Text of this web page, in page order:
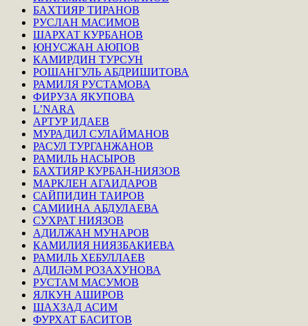
БАХТИЯР ТИРАНОВ
РУСЛАН МАСИМОВ
ШАРХАТ КУРБАНОВ
ЮНУСЖАН АЮПОВ
КАМИРДИН ТУРСУН
РОШАНГУЛЬ АБДРИШИТОВА
РАМИЛЯ РУСТАМОВА
ФИРУЗА ЯКУПОВА
L’NARA
АРТУР ИДАЕВ
МУРАДИЛ СУЛАЙМАНОВ
РАСУЛ ТУРГАНЖАНОВ
РАМИЛЬ НАСЫРОВ
БАХТИЯР КУРБАН-НИЯЗОВ
МАРКЛЕН АГАИДАРОВ
САЙПИДИН ТАИРОВ
САМИИНА АБДУЛАЕВА
СУХРАТ НИЯЗОВ
АДИЛЖАН МУНАРОВ
КАМИЛИЯ НИЯЗБАКИЕВА
РАМИЛЬ ХЕБУЛЛАЕВ
АДИЛӘМ РОЗАХУНОВА
РУСТАМ МАСУМОВ
ЯЛКУН АШИРОВ
ШАХЗАД АСИМ
ФУРХАТ БАСИТОВ